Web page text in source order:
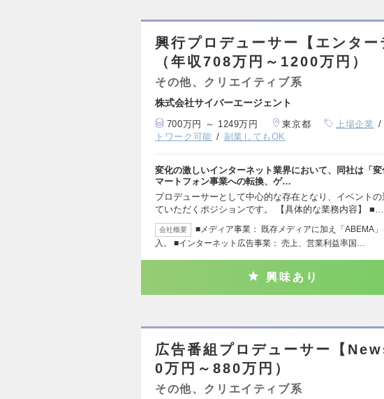
興行プロデューサー【エンター
（年収708万円～1200万円）
その他、クリエイティブ系
株式会社サイバーエージェント
700万円 ～ 1249万円 東京都 上場企業
トワーク可能
副業してもOK
変化の激しいインターネット業界において、同社は「
マートフォン事業への転換、ゲ…
プロデューサーとして中心的な存在となり、イベント
ていただくポジションです。 【具体的な業務内容】 ■…
会社概要
■メディア事業： 既存メディアに加え「ABEMA
入。 ■インターネット広告事業： 売上、営業利益率国…
興味あり
広告番組プロデューサー【
0万円～880万円）
その他、クリエイティブ系